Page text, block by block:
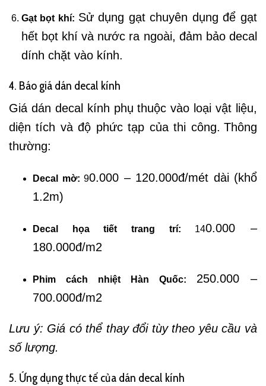
Gạt bọt khí: Sử dụng gạt chuyên dụng để gạt
hết bọt khí và nước ra ngoài, đảm bảo decal
dính chặt vào kính.
4. Báo giá dán decal kính
Giá dán decal kính phụ thuộc vào loại vật liệu,
diện tích và độ phức tạp của thi công. Thông
thường:
Decal mờ: 90.000 – 120.000đ/mét dài (khổ
1.2m)
Decal họa tiết trang trí: 140.000 –
180.000đ/m2
Phim cách nhiệt Hàn Quốc:
250.000 –
700.000đ/m2
Lưu ý: Giá có thể thay đổi tùy theo yêu cầu và
số lượng.
5. Ứng dụng thực tế của dán decal kính